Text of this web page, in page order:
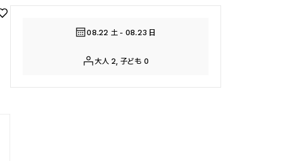
08.22 土 - 08.23 日
大人 2, 子ども 0